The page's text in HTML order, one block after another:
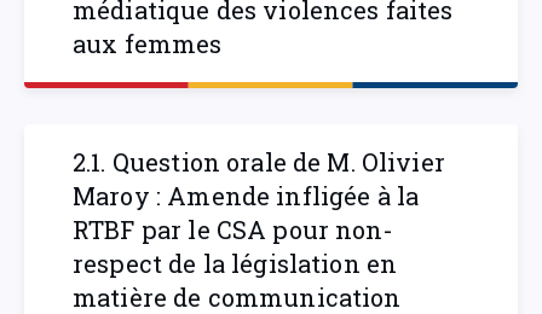
médiatique des violences faites
aux femmes
2.1. Question orale de M. Olivier
Maroy : Amende infligée à la
RTBF par le CSA pour non-
respect de la législation en
matière de communication